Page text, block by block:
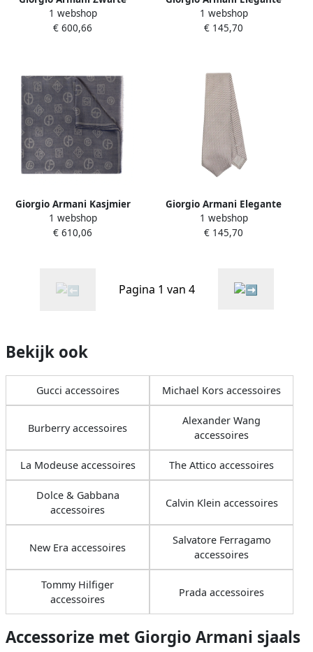
Beauty Case Organizer
Black Heren
1 webshop
€ 600,66
Zijden Stropdas voor Heren
Multicolor Heren
1 webshop
€ 145,70
Giorgio Armani Kasjmier
sjaal Blue Heren
1 webshop
€ 610,06
Giorgio Armani Elegante
Zijden Stropdas voor
Mannen Multicolor Heren
1 webshop
€ 145,70
Pagina 1 van 4
Bekijk ook
Gucci accessoires Michael Kors accessoires
Burberry accessoires
Alexander Wang
accessoires
La Modeuse accessoires The Attico accessoires
Dolce & Gabbana
accessoires
Calvin Klein accessoires
New Era accessoires
Salvatore Ferragamo
accessoires
Tommy Hilfiger
accessoires
Prada accessoires
Accessorize met Giorgio Armani sjaals